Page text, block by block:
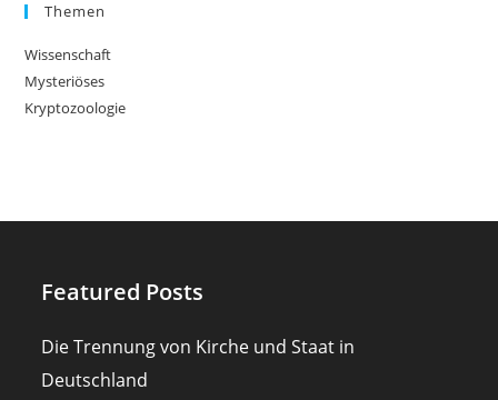
Themen
Wissenschaft
Mysteriöses
Kryptozoologie
Featured Posts
Die Trennung von Kirche und Staat in
Deutschland